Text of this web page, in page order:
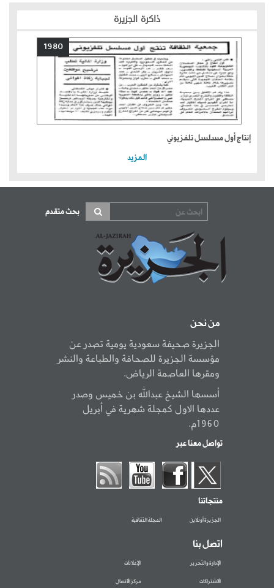
ذاكرة الجزيرة
1980
إنتاج أول مسلسل تلفزيوني
المزيد
بحث متقدم
من نحن
الجزيرة صحيفة سعودية يومية تصدر عن
مؤسسة الجزيرة للصحافة والطباعة والنشر
ومقرها العاصمة الرياض.
أسسها الشيخ عبدالله بن خميس وصدر
عددها الاول كمجلة شهرية في أبريل
1960م.
تواصل معنا عبر
منتجاتنا
الجزيرة أونلاين المجلة الثقافية
اتصل بنا
الإدارة والتحرير الإعلانات
الاشتراكات مركز الاتصال